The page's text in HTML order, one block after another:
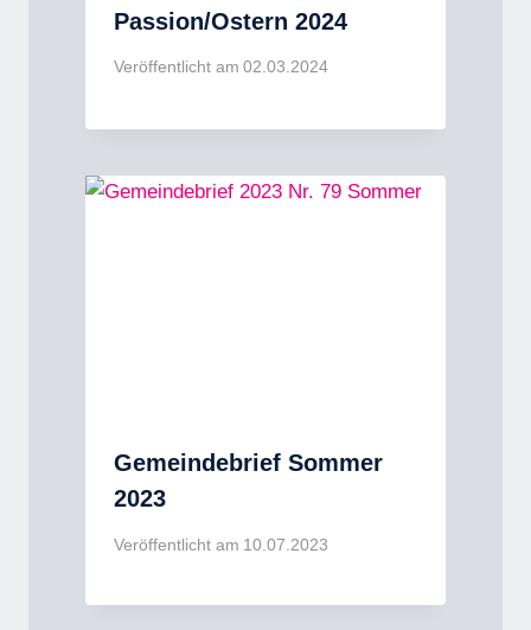
Passion/Ostern 2024
Veröffentlicht am 02.03.2024
Gemeindebrief Sommer
2023
Veröffentlicht am 10.07.2023